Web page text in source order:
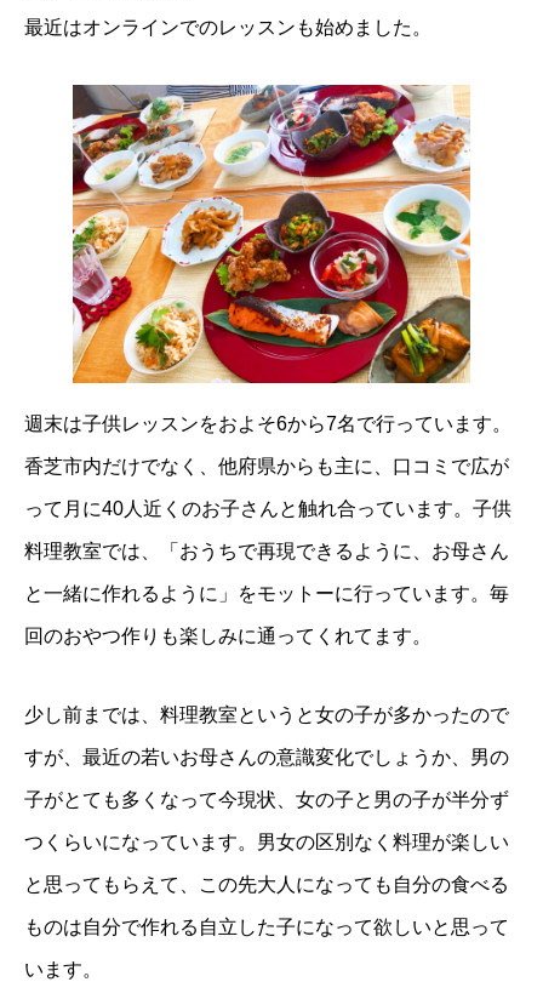
最近はオンラインでのレッスンも始めました。
週末は子供レッスンをおよそ6から7名で行っています。
香芝市内だけでなく、他府県からも主に、口コミで広が
って月に40人近くのお子さんと触れ合っています。子供
料理教室では、「おうちで再現できるように、お母さん
と一緒に作れるように」をモットーに行っています。毎
回のおやつ作りも楽しみに通ってくれてます。
少し前までは、料理教室というと女の子が多かったので
すが、最近の若いお母さんの意識変化でしょうか、男の
子がとても多くなって今現状、女の子と男の子が半分ず
つくらいになっています。男女の区別なく料理が楽しい
と思ってもらえて、この先大人になっても自分の食べる
ものは自分で作れる自立した子になって欲しいと思って
います。